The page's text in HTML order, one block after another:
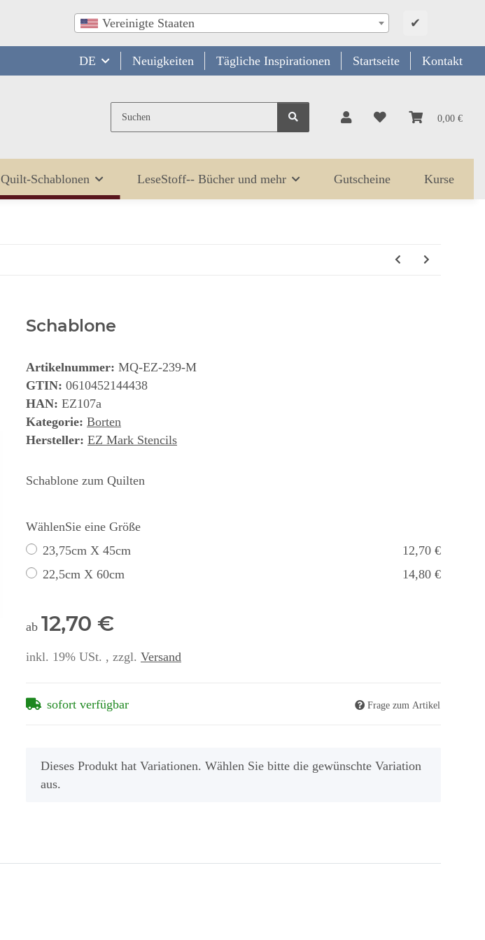
Vereinigte Staaten ✔
DE Neuigkeiten Tägliche Inspirationen Startseite Kontakt
0,00 €
Quilt-Schablonen LeseStoff-- Bücher und mehr Gutscheine Kurse
Schablone
Artikelnummer: MQ-EZ-239-M
GTIN: 0610452144438
HAN: EZ107a
Kategorie: Borten
Hersteller: EZ Mark Stencils
Schablone zum Quilten
WählenSie eine Größe
23,75cm X 45cm
12,70 €
22,5cm X 60cm
14,80 €
ab 12,70 €
inkl. 19% USt. , zzgl. Versand
sofort verfügbar Frage zum Artikel
x
Dieses Produkt hat Variationen. Wählen Sie bitte die gewünschte Variation
aus.